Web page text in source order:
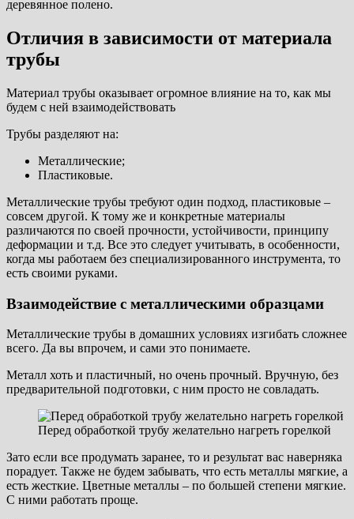
деревянное полено.
Отличия в зависимости от материала
трубы
Материал трубы оказывает огромное влияние на то, как мы
будем с ней взаимодействовать
Трубы разделяют на:
Металлические;
Пластиковые.
Металлические трубы требуют один подход, пластиковые –
совсем другой. К тому же и конкретные материалы
различаются по своей прочности, устойчивости, принципу
деформации и т.д. Все это следует учитывать, в особенности,
когда мы работаем без специализированного инструмента, то
есть своими руками.
Взаимодействие с металлическими образцами
Металлические трубы в домашних условиях изгибать сложнее
всего. Да вы впрочем, и сами это понимаете.
Металл хоть и пластичный, но очень прочный. Вручную, без
предварительной подготовки, с ним просто не совладать.
Перед обработкой трубу желательно нагреть горелкой
Зато если все продумать заранее, то и результат вас наверняка
порадует. Также не будем забывать, что есть металлы мягкие, а
есть жесткие. Цветные металлы – по большей степени мягкие.
С ними работать проще.